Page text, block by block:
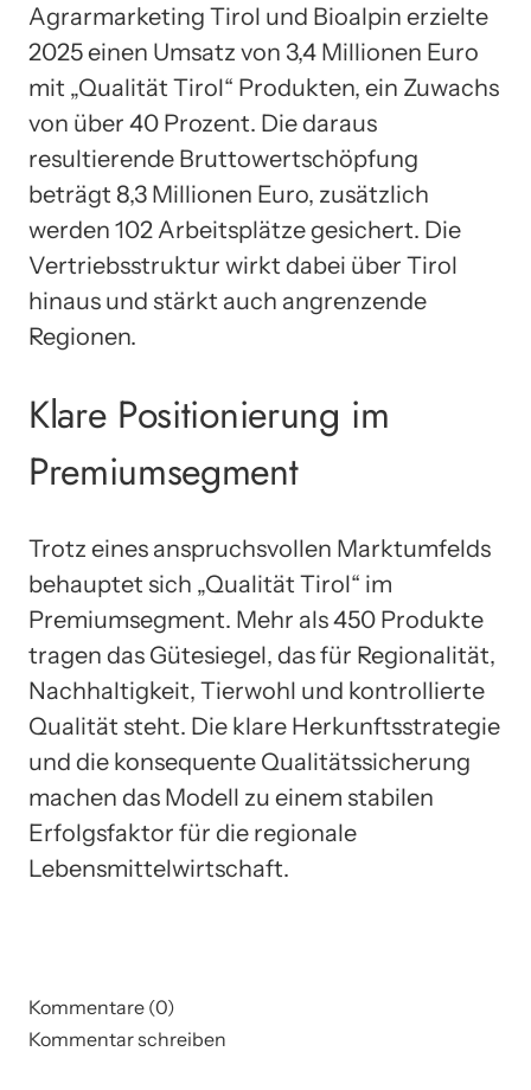
Agrarmarketing Tirol und Bioalpin erzielte
2025 einen Umsatz von 3,4 Millionen Euro
mit „Qualität Tirol“ Produkten, ein Zuwachs
von über 40 Prozent. Die daraus
resultierende Bruttowertschöpfung
beträgt 8,3 Millionen Euro, zusätzlich
werden 102 Arbeitsplätze gesichert. Die
Vertriebsstruktur wirkt dabei über Tirol
hinaus und stärkt auch angrenzende
Regionen.
Klare Positionierung im
Premiumsegment
Trotz eines anspruchsvollen Marktumfelds
behauptet sich „Qualität Tirol“ im
Premiumsegment. Mehr als 450 Produkte
tragen das Gütesiegel, das für Regionalität,
Nachhaltigkeit, Tierwohl und kontrollierte
Qualität steht. Die klare Herkunftsstrategie
und die konsequente Qualitätssicherung
machen das Modell zu einem stabilen
Erfolgsfaktor für die regionale
Lebensmittelwirtschaft.
Kommentare (0)
Kommentar schreiben